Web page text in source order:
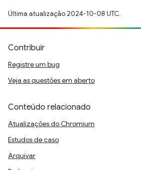
Última atualização 2024-10-08 UTC.
Contribuir
Registre um bug
Veja as questões em aberto
Conteúdo relacionado
Atualizações do Chromium
Estudos de caso
Arquivar